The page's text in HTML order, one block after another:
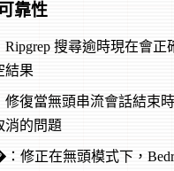
靠性
Ripgrep 搜尋逾時現在會
結果
修復當無頭串流會話結束
消的問題
：修正在無頭模式下，